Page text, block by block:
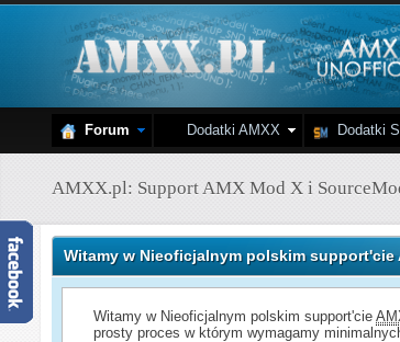
Forum Dodatki AMXX Dodatki
AMXX.pl: Support AMX Mod X i
Witamy w Nieoficjalnym polskim support'cie
Witamy w Nieoficjalnym polskim support'cie
prosty proces w którym wymagamy